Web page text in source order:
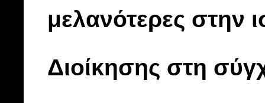
μελανότερες στην
Διοίκησης στη